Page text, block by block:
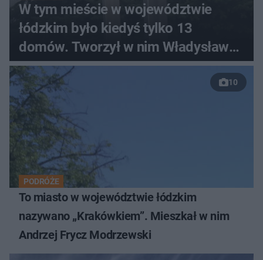
W tym mieście w województwie
łódzkim było kiedyś tylko 13
domów. Tworzył w nim Władysław
Strzemiński
10
PODRÓŻE
To miasto w województwie łódzkim
nazywano „Krakówkiem”. Mieszkał w nim
Andrzej Frycz Modrzewski